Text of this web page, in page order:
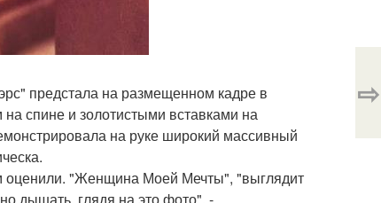
предстала на размещенном кадре в
спине и золотистыми вставками на
на руке широкий массивный
оценили. "Женщина Моей Мечты", "выглядит
⇨